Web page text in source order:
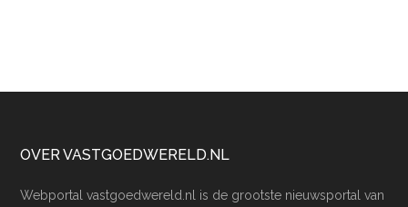
Footer
OVER VASTGOEDWERELD.NL
Webportal vastgoedwereld.nl is de grootste nieuwsportal van